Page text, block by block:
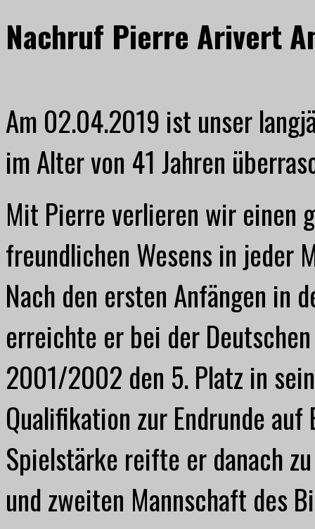
Nachruf Pierre Arivert
Am 02.04.2019 ist unser
im Alter von 41 Jahren
Mit Pierre verlieren wir einen
freundlichen Wesens in jeder
Nach den ersten Anfängen in
erreichte er bei der
2001/2002 den 5. Platz in
Qualifikation zur Endrunde
Spielstärke reifte er danach
und zweiten Mannschaft des